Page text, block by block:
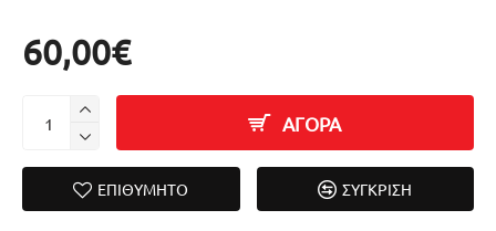
60,00€
ΑΓΟΡΑ
ΕΠΙΘΥΜΗΤΌ ΣΎΓΚΡΙΣΗ